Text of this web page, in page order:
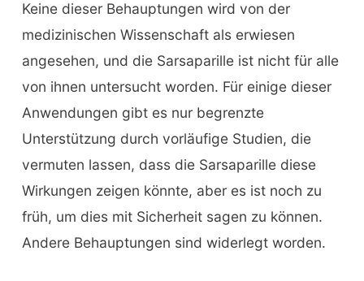
Keine dieser Behauptungen wird von der
medizinischen Wissenschaft als erwiesen
angesehen, und die Sarsaparille ist nicht für alle
von ihnen untersucht worden. Für einige dieser
Anwendungen gibt es nur begrenzte
Unterstützung durch vorläufige Studien, die
vermuten lassen, dass die Sarsaparille diese
Wirkungen zeigen könnte, aber es ist noch zu
früh, um dies mit Sicherheit sagen zu können.
Andere Behauptungen sind widerlegt worden.